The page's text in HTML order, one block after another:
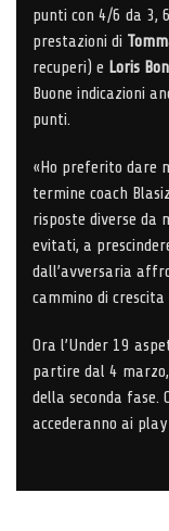
punti con 4/6 da 3,
prestazioni di
recuperi) e Loris
Buone indicazioni
punti.
«Ho preferito dare
termine coach
risposte diverse da
evitati, a
dall’avversaria
cammino di
Ora l’Under 19
partire dal 4
della seconda fase.
accederanno ai